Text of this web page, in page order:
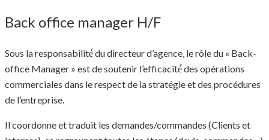
Back office manager H/F
Sous la responsabilité́ du directeur d’agence, le rôle du « Back-
office Manager » est de soutenir l’efficacité́ des opérations
commerciales dans le respect de la stratégie et des procédures
de l’entreprise.
Il coordonne et traduit les demandes/commandes (Clients et